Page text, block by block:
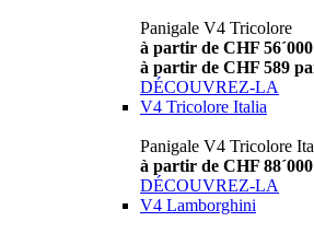
Panigale V4 Tricolore
à partir de CHF 56´000
à partir de CHF 589
DÉCOUVREZ-LA
V4 Tricolore Italia
Panigale V4 Tricolore
à partir de CHF 88´000
DÉCOUVREZ-LA
V4 Lamborghini